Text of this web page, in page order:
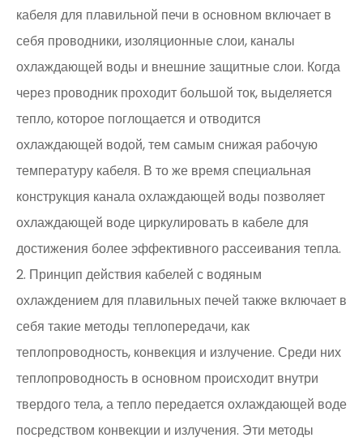
кабеля для плавильной печи в основном включает в
себя проводники, изоляционные слои, каналы
охлаждающей воды и внешние защитные слои. Когда
через проводник проходит большой ток, выделяется
тепло, которое поглощается и отводится
охлаждающей водой, тем самым снижая рабочую
температуру кабеля. В то же время специальная
конструкция канала охлаждающей воды позволяет
охлаждающей воде циркулировать в кабеле для
достижения более эффективного рассеивания тепла.
2. Принцип действия кабелей с водяным
охлаждением для плавильных печей также включает в
себя такие методы теплопередачи, как
теплопроводность, конвекция и излучение. Среди них
теплопроводность в основном происходит внутри
твердого тела, а тепло передается охлаждающей воде
посредством конвекции и излучения. Эти методы